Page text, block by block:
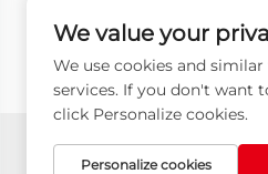
Всички права
We value your
We use cookies and
services. If you don't want
click Personalize cookies.
Personalize cookies